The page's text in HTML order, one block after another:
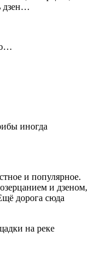
дзен…
иногда
и популярное.
и дзеном,
дорога сюда
на реке